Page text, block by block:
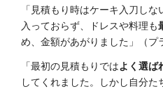
「見積もり時はケーキ入刀し
入っておらず、ドレスや料理も
め、金額があがりました」（プ
「最初の見積もりではよく選ば
してくれました。しかし自分た